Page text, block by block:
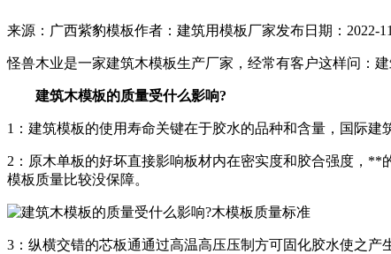
来源：广西紫豹模板作者：建筑用模板厂家发布日期：2022-
怪兽木业是一家建筑木模板生产厂家，经常有客户这样问：
建筑木模板的质量受什么影响?
1：建筑模板的使用寿命关键在于胶水的品种和含量，国际
2：原木单板的好坏直接影响板材内在密实度和胶合强度，
模板质量比较没保障。
3：纵横交错的芯板通通过高温高压压制方可固化胶水使之